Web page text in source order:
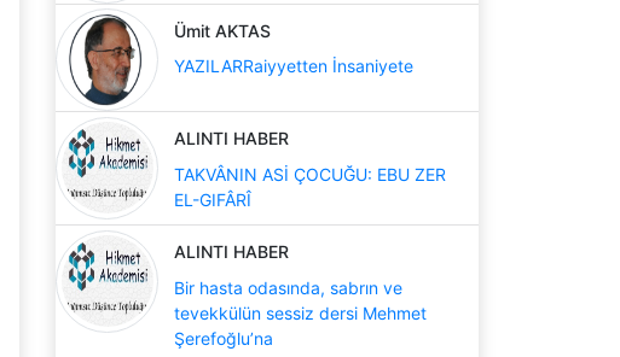
Ümit AKTAS
YAZILARRaiyyetten İnsaniyete
ALINTI HABER
TAKVÂNIN ASİ ÇOCUĞU: EBU ZER
EL-GIFÂRÎ
ALINTI HABER
Bir hasta odasında, sabrın ve
tevekkülün sessiz dersi Mehmet
Şerefoğlu’na